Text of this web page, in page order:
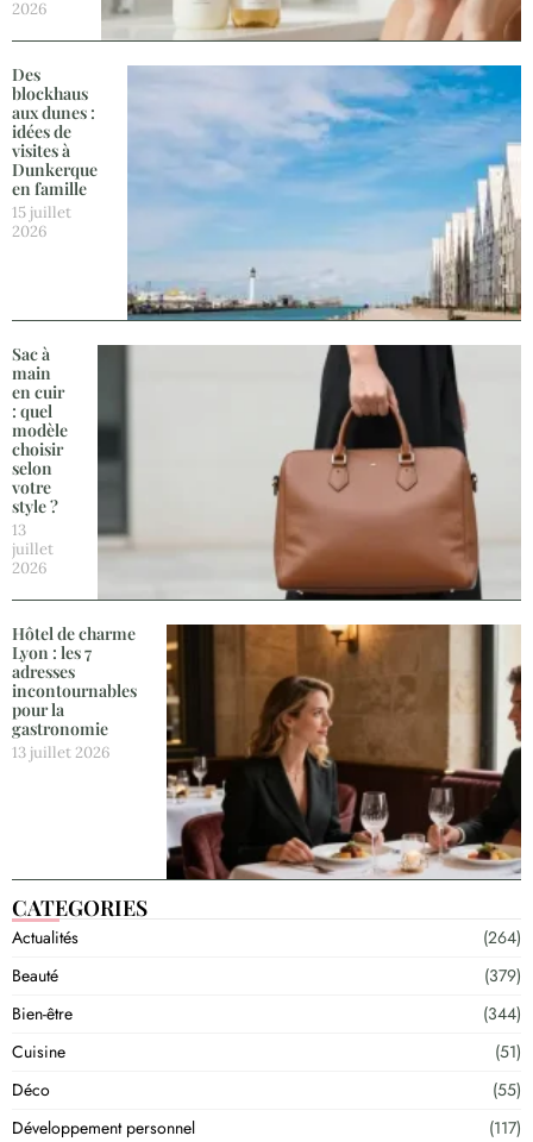
2026
Des
blockhaus
aux dunes :
idées de
visites à
Dunkerque
en famille
15 juillet
2026
Sac à
main
en cuir
: quel
modèle
choisir
selon
votre
style ?
13
juillet
2026
Hôtel de charme
Lyon : les 7
adresses
incontournables
pour la
gastronomie
13 juillet 2026
CATEGORIES
Actualités
(264)
Beauté
(379)
Bien-être
(344)
Cuisine
(51)
Déco
(55)
Développement personnel
(117)